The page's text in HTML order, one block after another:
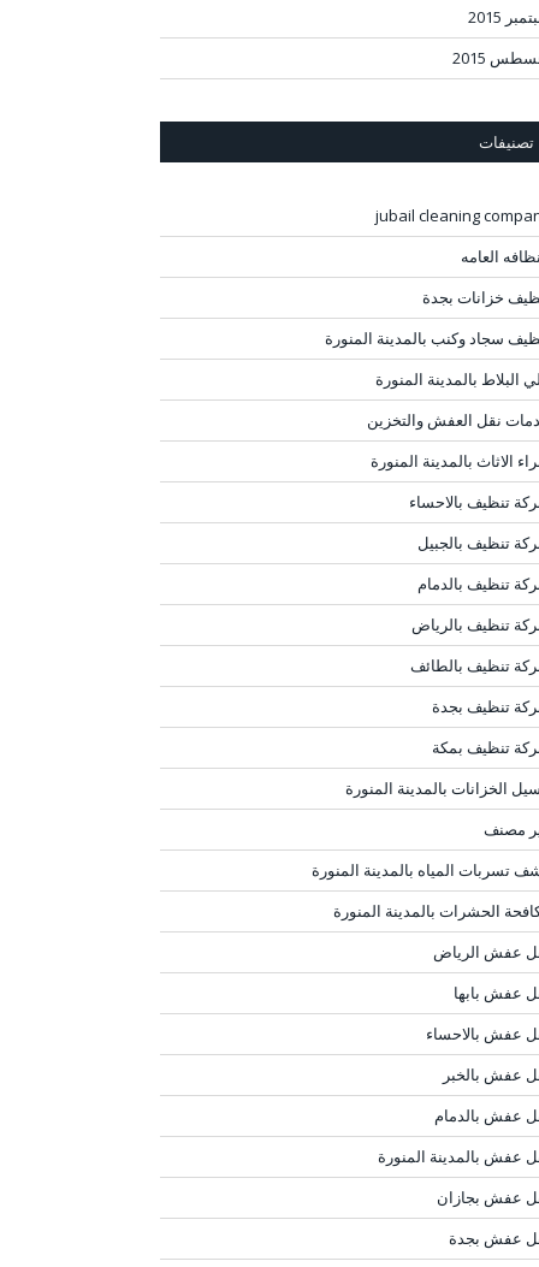
2015
2015
تصنيفات
jubail cleaning
العامه
خزانات بجدة
سجاد وكنب بالمدينة المنورة
البلاط بالمدينة المنورة
نقل العفش والتخزين
الاثاث بالمدينة المنورة
تنظيف بالاحساء
تنظيف بالجبيل
تنظيف بالدمام
تنظيف بالرياض
تنظيف بالطائف
تنظيف بجدة
تنظيف بمكة
الخزانات بالمدينة المنورة
مصنف
تسربات المياه بالمدينة المنورة
الحشرات بالمدينة المنورة
عفش الرياض
عفش بابها
عفش بالاحساء
عفش بالخبر
عفش بالدمام
عفش بالمدينة المنورة
عفش بجازان
عفش بجدة